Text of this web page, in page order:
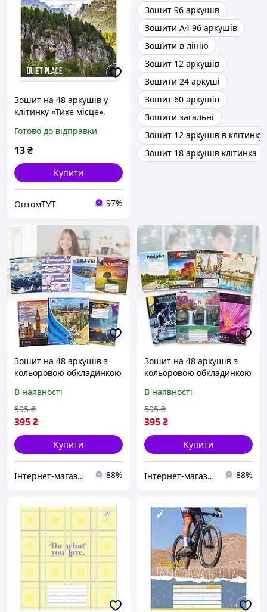
Зошит на 48 аркушів у
клітинку «Тихе місце»,
Готово до відправки
13₴
Купити
ОптомТУТ 97%
Зошит 96 аркушів
Зошити А4 96 аркушів
Зошити в лінію
Зошит 12 аркушів
Зошити 24 аркуші
Зошит 60 аркушів
Зошити загальні
Зошит 12 аркушів в клітинку
Зошит 18 аркушів клітинка
Зошит на 48 аркушів з
кольоровою обкладинкою
Упаковка 16 шт.
В наявності
395₴
595 ₴
Купити
Інтернет-магазин "Vel24" 88%
Зошит на 48 аркушів з
кольоровою обкладинкою
Упаковка 16 шт.
В наявності
395₴
595 ₴
Купити
Інтернет-магазин "Vel24" 88%